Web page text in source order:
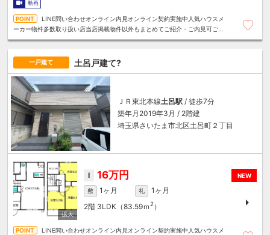
動画
LINE問い合わせオンライン内見オンライン契約実施中人気ハウスメ
ーカー物件多数取り扱い店当店掲載物件以外もまとめてご紹介・ご内見可ご予
一戸建て 土呂戸建て?
ＪＲ東北本線土呂駅 / 徒歩7分
築年月2019年3月 / 2階建
埼玉県さいたま市北区土呂町２丁目
NEW
I 16万円
敷 1ヶ月 礼
1ヶ月
2階 3LDK（83.59ｍ 2）
LINE問い合わせオンライン内見オンライン契約実施中人気ハウスメ